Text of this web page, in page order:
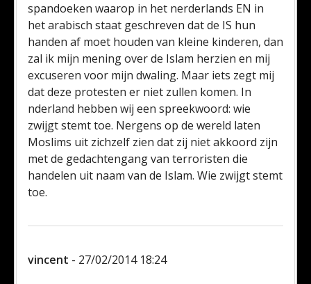
spandoeken waarop in het nerderlands EN in
het arabisch staat geschreven dat de IS hun
handen af moet houden van kleine kinderen, dan
zal ik mijn mening over de Islam herzien en mij
excuseren voor mijn dwaling. Maar iets zegt mij
dat deze protesten er niet zullen komen. In
nderland hebben wij een spreekwoord: wie
zwijgt stemt toe. Nergens op de wereld laten
Moslims uit zichzelf zien dat zij niet akkoord zijn
met de gedachtengang van terroristen die
handelen uit naam van de Islam. Wie zwijgt stemt
toe.
vincent - 27/02/2014 18:24